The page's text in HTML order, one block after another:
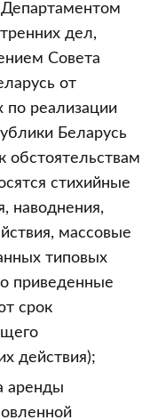
дел,
Совета
от
по реализации
Беларусь
обстоятельствам
стихийные
наводнения,
массовые
типовых
приведенные
срок
действия);
аренды